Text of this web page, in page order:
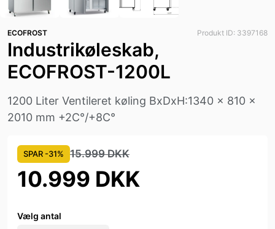
ECOFROST Produkt ID: 3397168
Industrikøleskab,
ECOFROST-1200L
1200 Liter Ventileret køling BxDxH:1340 x 810 x
2010 mm +2C°/+8C°
SPAR -31% 15.999 DKK
10.999 DKK
Vælg antal